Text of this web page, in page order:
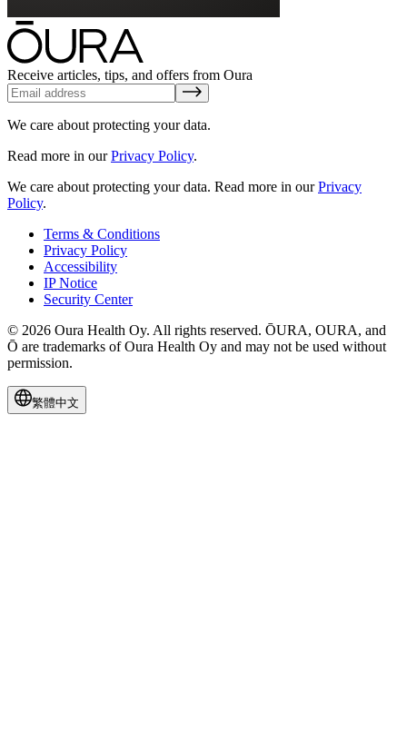
Receive articles, tips, and offers from Oura
We care about protecting your data.
Read more in ourPrivacy Policy.
We care about protecting your data. Read more in ourPrivacy
Policy.
Terms & Conditions
Privacy Policy
Accessibility
IP Notice
Security Center
© 2026 Oura Health Oy. All rights reserved. ŌURA, OURA, and
Ō are trademarks of Oura Health Oy and may not be used without
permission.
繁體中文